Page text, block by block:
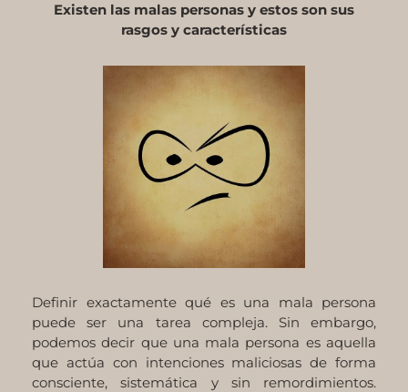
Existen las malas personas y estos son sus
rasgos y características
Definir exactamente qué es una mala persona
puede ser una tarea compleja. Sin embargo,
podemos decir que una mala persona es aquella
que actúa con intenciones maliciosas de forma
consciente, sistemática y sin remordimientos.